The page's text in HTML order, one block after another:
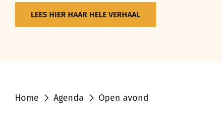
LEES HIER HAAR HELE VERHAAL
Home Agenda Open avond